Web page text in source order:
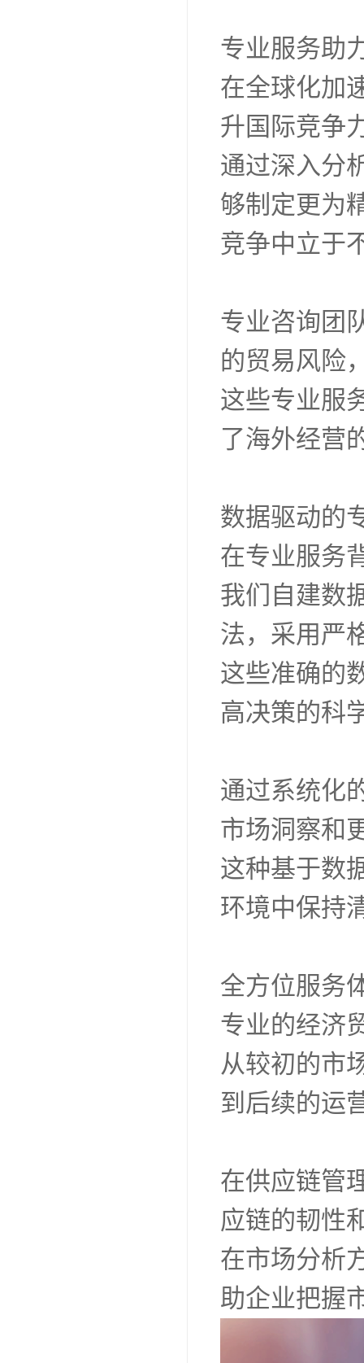
专业服务助
在全球化加
升国际竞争
通过深入分
够制定更为
竞争中立于
专业咨询团
的贸易风险
这些专业服
了海外经营
数据驱动的
在专业服务
我们自建数
法，采用严
这些准确的
高决策的科
通过系统化
市场洞察和
这种基于数
环境中保持
全方位服务
专业的经济
从较初的市
到后续的运
在供应链管
应链的韧性
在市场分析
助企业把握